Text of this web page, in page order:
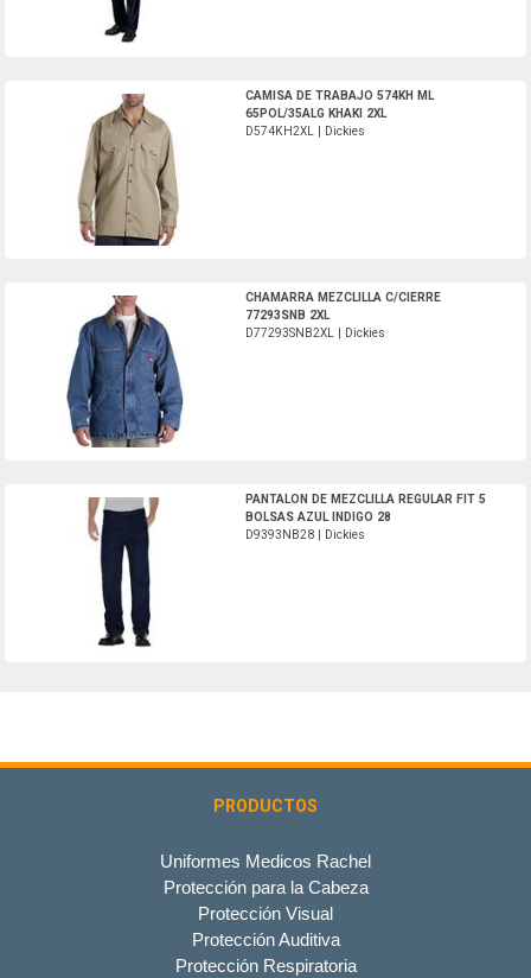
CAMISA DE TRABAJO 574KH ML
65POL/35ALG KHAKI 2XL
D574KH2XL | Dickies
CHAMARRA MEZCLILLA C/CIERRE
77293SNB 2XL
D77293SNB2XL | Dickies
PANTALON DE MEZCLILLA REGULAR FIT 5
BOLSAS AZUL INDIGO 28
D9393NB28 | Dickies
PRODUCTOS
Uniformes Medicos Rachel
Protección para la Cabeza
Protección Visual
Protección Auditiva
Protección Respiratoria